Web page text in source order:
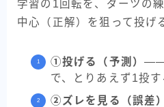
学習の1回転を、ダーツの
中心（正解）を狙って投げ
①投げる（予測）——
で、とりあえず1投す
②ズレを見る（誤差）